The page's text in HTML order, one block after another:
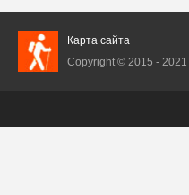
зм
Карта сайта
Copyright © 2015 - 2021